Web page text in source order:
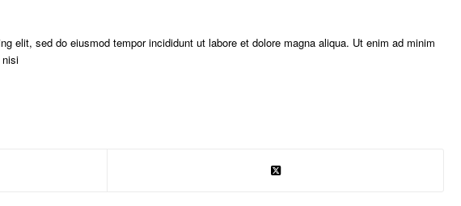
elit, sed do eiusmod tempor incididunt ut labore et dolore magna aliqua. Ut enim ad minim